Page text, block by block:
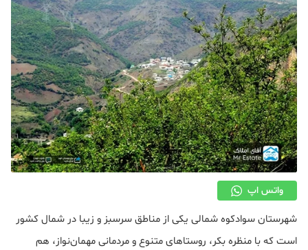
صنعت ساختمان
محله گردی
معماری
ملکی
همایش و نمایشگاه
واتس اپ
شهرستان سوادکوه شمالی یکی از مناطق سرسبز و زیبا در شمال کشور
است که با منظره بکر، روستاهای متنوع و مردمانی مهمان‌نواز، هم